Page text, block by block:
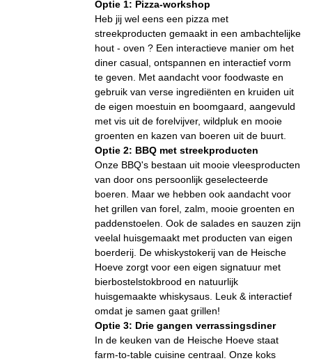
Optie 1: Pizza-workshop
Heb jij wel eens een pizza met
streekproducten gemaakt in een ambachtelijke
hout - oven ? Een interactieve manier om het
diner casual, ontspannen en interactief vorm
te geven. Met aandacht voor foodwaste en
gebruik van verse ingrediënten en kruiden uit
de eigen moestuin en boomgaard, aangevuld
met vis uit de forelvijver, wildpluk en mooie
groenten en kazen van boeren uit de buurt.
Optie 2: BBQ met streekproducten
Onze BBQ's bestaan uit mooie vleesproducten
van door ons persoonlijk geselecteerde
boeren. Maar we hebben ook aandacht voor
het grillen van forel, zalm, mooie groenten en
paddenstoelen. Ook de salades en sauzen zijn
veelal huisgemaakt met producten van eigen
boerderij. De whiskystokerij van de Heische
Hoeve zorgt voor een eigen signatuur met
bierbostelstokbrood en natuurlijk
huisgemaakte whiskysaus. Leuk & interactief
omdat je samen gaat grillen!
Optie 3: Drie gangen verrassingsdiner
In de keuken van de Heische Hoeve staat
farm-to-table cuisine centraal. Onze koks